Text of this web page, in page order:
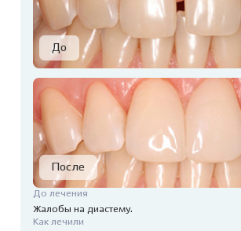
До лечения
Жалобы на диастему.
Как лечили